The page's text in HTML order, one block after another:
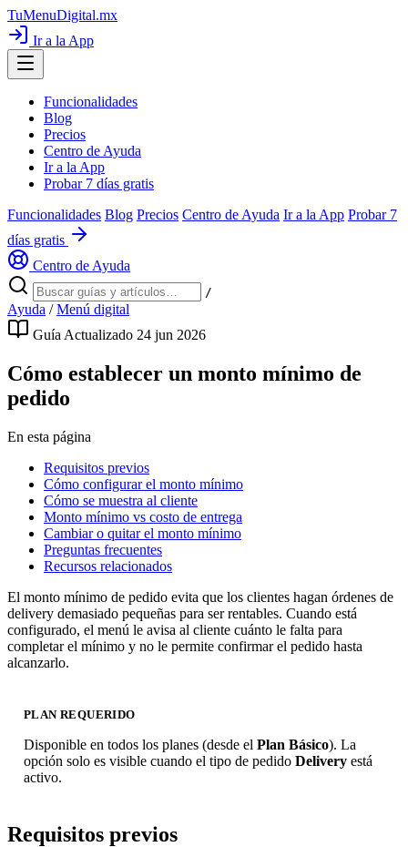
TuMenuDigital.mx
Ir a la App
Funcionalidades
Blog
Precios
Centro de Ayuda
Ir a la App
Probar 7 días gratis
Funcionalidades Blog Precios Centro de Ayuda Ir a la App Probar 7
días gratis
Centro de Ayuda
/
Ayuda / Menú digital
Guía Actualizado 24 jun 2026
Cómo establecer un monto mínimo de
pedido
En esta página
Requisitos previos
Cómo configurar el monto mínimo
Cómo se muestra al cliente
Monto mínimo vs costo de entrega
Cambiar o quitar el monto mínimo
Preguntas frecuentes
Recursos relacionados
El monto mínimo de pedido evita que los clientes hagan órdenes de
delivery demasiado pequeñas para ser rentables. Cuando está
configurado, el menú le avisa al cliente cuánto le falta para
completar el mínimo y no le permite confirmar el pedido hasta
alcanzarlo.
PLAN REQUERIDO
Disponible en todos los planes (desde el Plan Básico). La
opción solo es visible cuando el tipo de pedido Delivery está
activo.
Requisitos previos